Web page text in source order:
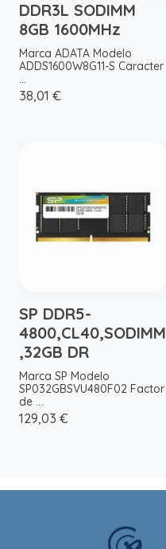
DDR3L SODIMM
8GB 1600MHz
Marca ADATA Modelo
ADDS1600W8G11-S Caracter
...
38,01 €
SP DDR5-
4800,CL40,SODIMM
,32GB DR
Marca SP Modelo
SP032GBSVU480F02 Factor
de ...
129,03 €